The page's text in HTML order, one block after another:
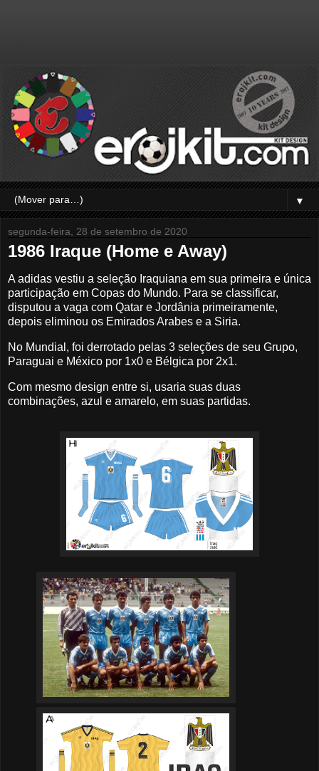
▼
segunda-feira, 28 de setembro de 2020
1986 Iraque (Home e Away)
A adidas vestiu a seleção Iraquiana em sua primeira e única
participação em Copas do Mundo. Para se classificar,
disputou a vaga com Qatar e Jordânia primeiramente,
depois eliminou os Emirados Arabes e a Siria.
No Mundial, foi derrotado pelas 3 seleções de seu Grupo,
Paraguai e México por 1x0 e Bélgica por 2x1.
Com mesmo design entre si, usaria suas duas
combinações, azul e amarelo, em suas partidas.